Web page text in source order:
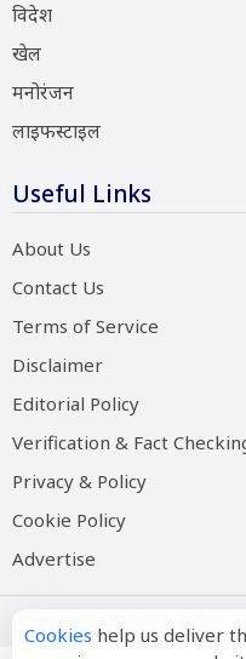
विदेश
खेल
मनोरंजन
लाइफस्टाइल
Useful Links
About Us
Contact Us
Terms of Service
Disclaimer
Editorial Policy
Verification & Fact
Privacy & Policy
Cookie Policy
Advertise
Cookies help us deliver